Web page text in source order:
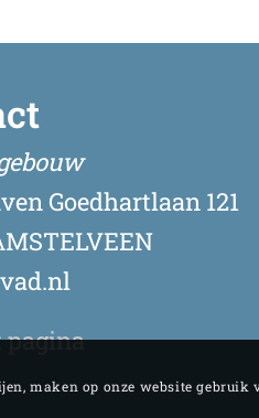
Goedhartlaan 121
pagina
maken op onze website